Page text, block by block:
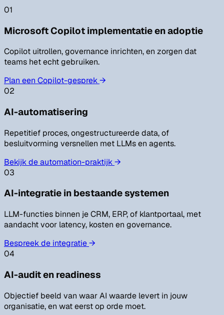
01
Microsoft Copilot implementatie en adoptie
Copilot uitrollen, governance inrichten, en zorgen dat
teams het echt gebruiken.
Plan een Copilot-gesprek→
02
AI-automatisering
Repetitief proces, ongestructureerde data, of
besluitvorming versnellen met LLMs en agents.
Bekijk de automation-praktijk→
03
AI-integratie in bestaande systemen
LLM-functies binnen je CRM, ERP, of klantportaal, met
aandacht voor latency, kosten en governance.
Bespreek de integratie→
04
AI-audit en readiness
Objectief beeld van waar AI waarde levert in jouw
organisatie, en wat eerst op orde moet.